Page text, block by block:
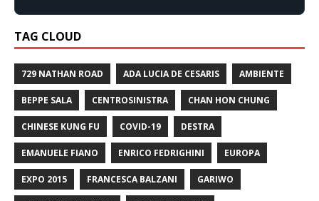
TAG CLOUD
729 NATHAN ROAD ADA LUCIA DE CESARIS AMBIENTE
BEPPE SALA CENTROSINISTRA CHAN HON CHUNG
CHINESE KUNG FU COVID-19 DESTRA
EMANUELE FIANO ENRICO FEDRIGHINI EUROPA
EXPO 2015 FRANCESCA BALZANI GARIWO